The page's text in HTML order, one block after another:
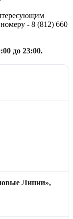
- 8 (812) 660
до 23:00.
Линии»,